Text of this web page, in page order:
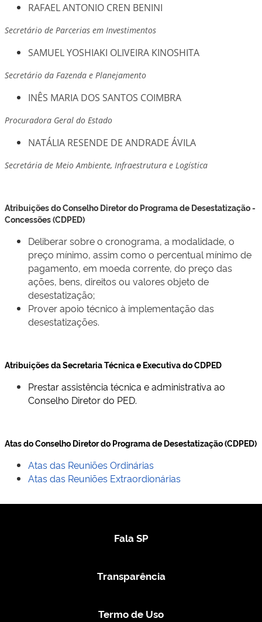
RAFAEL ANTONIO CREN BENINI
Secretário de Parcerias em Investimentos
SAMUEL YOSHIAKI OLIVEIRA KINOSHITA
Secretário da Fazenda e Planejamento
INÊS MARIA DOS SANTOS COIMBRA
Procuradora Geral do Estado
NATÁLIA RESENDE DE ANDRADE ÁVILA
Secretária de Meio Ambiente, Infraestrutura e Logística
Atribuições do Conselho Diretor do Programa de Desestatização -
Concessões (CDPED)
Deliberar sobre o cronograma, a modalidade, o
preço mínimo, assim como o percentual mínimo de
pagamento, em moeda corrente, do preço das
ações, bens, direitos ou valores objeto de
desestatização;
Prover apoio técnico à implementação das
desestatizações.
Atribuições da Secretaria Técnica e Executiva do CDPED
Prestar assistência técnica e administrativa ao
Conselho Diretor do PED.
Atas do Conselho Diretor do Programa de Desestatização (CDPED)
Atas das Reuniões Ordinárias
Atas das Reuniões Extraordionárias
Fala SP
Transparência
Termo de Uso